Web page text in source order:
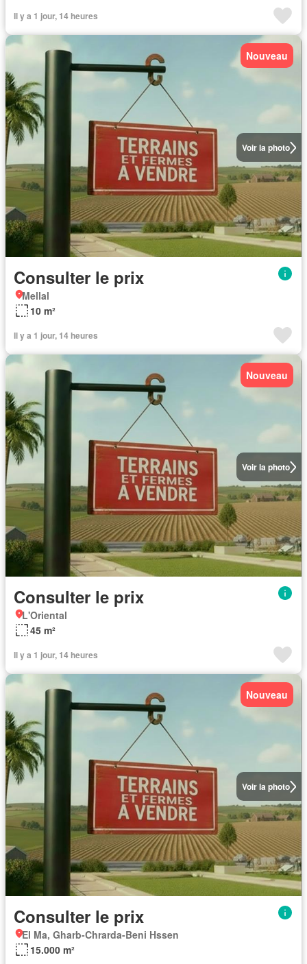
Il y a 1 jour, 14 heures
Voir la photo
Nouveau
Consulter le prix
Mellal
10 m²
Il y a 1 jour, 14 heures
Voir la photo
Nouveau
Consulter le prix
L'Oriental
45 m²
Il y a 1 jour, 14 heures
Voir la photo
Nouveau
Consulter le prix
El Ma, Gharb-Chrarda-Beni Hssen
15.000 m²